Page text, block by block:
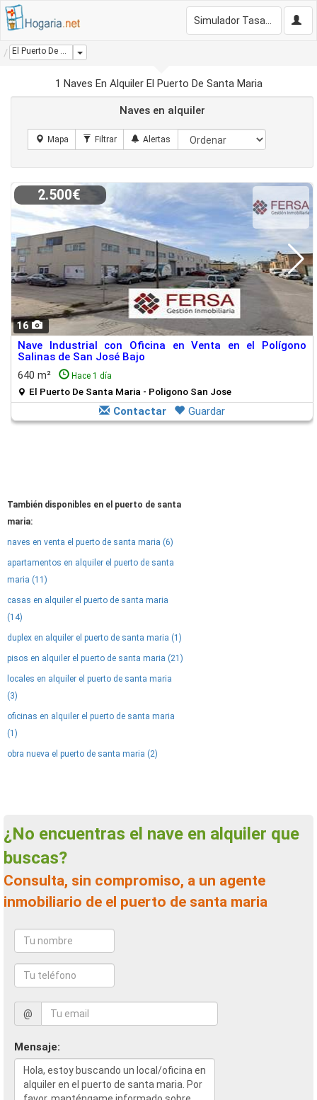
El Puerto De Santa Maria Dropdown
1 Naves En Alquiler El Puerto De Santa Maria
Naves en alquiler
16
2.500€
Nave Industrial con Oficina en Venta en el Polígono
Salinas de San José Bajo
640 m²
Hace 1 día
El Puerto De Santa Maria - Poligono San Jose
Contactar Guardar
También disponibles en el puerto de santa
maria:
naves en venta el puerto de santa maria (6)
apartamentos en alquiler el puerto de santa
maria (11)
casas en alquiler el puerto de santa maria
(14)
duplex en alquiler el puerto de santa maria (1)
pisos en alquiler el puerto de santa maria (21)
locales en alquiler el puerto de santa maria
(3)
oficinas en alquiler el puerto de santa maria
(1)
obra nueva el puerto de santa maria (2)
¿No encuentras el nave en alquiler que
buscas?
Consulta, sin compromiso, a un agente
inmobiliario de el puerto de santa maria
@
Mensaje: